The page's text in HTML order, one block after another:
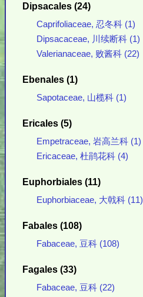
Dipsacales (24)
Caprifoliaceae, 忍冬科 (1)
Dipsacaceae, 川续断科 (1)
Valerianaceae, 败酱科 (22)
Ebenales (1)
Sapotaceae, 山榄科 (1)
Ericales (5)
Empetraceae, 岩高兰科 (1)
Ericaceae, 杜鹃花科 (4)
Euphorbiales (11)
Euphorbiaceae, 大戟科 (11)
Fabales (108)
Fabaceae, 豆科 (108)
Fagales (33)
Fabaceae, 豆科 (22)